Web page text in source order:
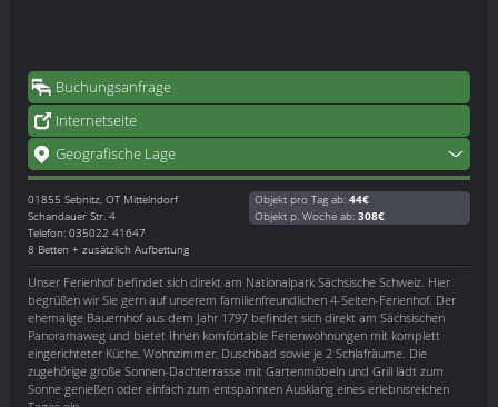
Buchungsanfrage
Internetseite
Geografische Lage
01855 Sebnitz, OT Mittelndorf
Schandauer Str. 4
Telefon: 035022 41647
8 Betten + zusätzlich Aufbettung
Objekt pro Tag ab: 44€
Objekt p. Woche ab: 308€
Unser Ferienhof befindet sich direkt am Nationalpark Sächsische Schweiz. Hier
begrüßen wir Sie gern auf unserem familienfreundlichen 4-Seiten-Ferienhof. Der
ehemalige Bauernhof aus dem Jahr 1797 befindet sich direkt am Sächsischen
Panoramaweg und bietet Ihnen komfortable Ferienwohnungen mit komplett
eingerichteter Küche, Wohnzimmer, Duschbad sowie je 2 Schlafräume. Die
zugehörige große Sonnen-Dachterrasse mit Gartenmöbeln und Grill lädt zum
Sonne genießen oder einfach zum entspannten Ausklang eines erlebnisreichen